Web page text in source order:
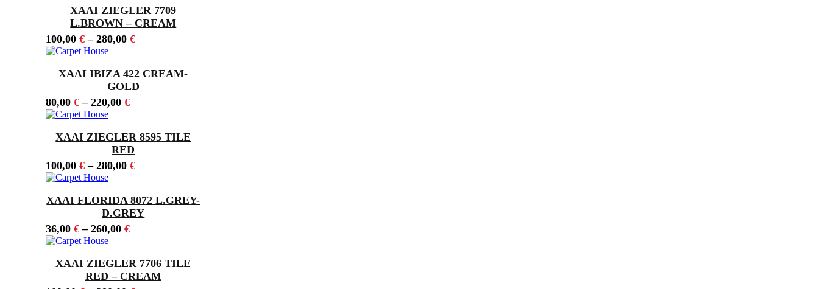
ΧΑΛΙ ZIEGLER 7709
L.BROWN – CREAM
100,00 €– 280,00 €
ΧΑΛΙ IBIZA 422 CREAM-
GOLD
80,00 €– 220,00 €
ΧΑΛΙ ZIEGLER 8595 TILE
RED
100,00 €– 280,00 €
ΧΑΛΙ FLORIDA 8072 L.GREY-
D.GREY
36,00 €– 260,00 €
ΧΑΛΙ ZIEGLER 7706 TILE
RED – CREAM